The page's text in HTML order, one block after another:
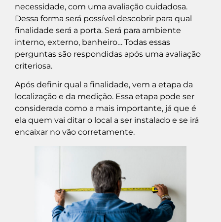
necessidade, com uma avaliação cuidadosa.
Dessa forma será possível descobrir para qual
finalidade será a porta. Será para ambiente
interno, externo, banheiro… Todas essas
perguntas são respondidas após uma avaliação
criteriosa.
Após definir qual a finalidade, vem a etapa da
localização e da medição. Essa etapa pode ser
considerada como a mais importante, já que é
ela quem vai ditar o local a ser instalado e se irá
encaixar no vão corretamente.